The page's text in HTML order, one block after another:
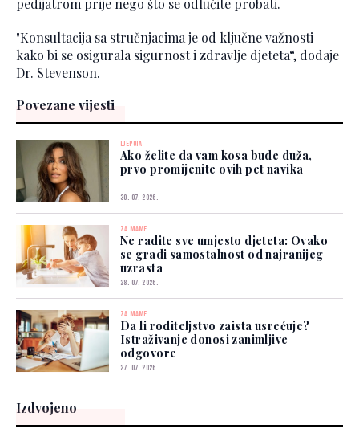
pedijatrom prije nego što se odlučite probati.
"Konsultacija sa stručnjacima je od ključne važnosti
kako bi se osigurala sigurnost i zdravlje djeteta“, dodaje
Dr. Stevenson.
Povezane vijesti
LJEPOTA
Ako želite da vam kosa bude duža,
prvo promijenite ovih pet navika
30. 07. 2026.
ZA MAME
Ne radite sve umjesto djeteta: Ovako
se gradi samostalnost od najranijeg
uzrasta
28. 07. 2026.
ZA MAME
Da li roditeljstvo zaista usrećuje?
Istraživanje donosi zanimljive
odgovore
27. 07. 2026.
Izdvojeno